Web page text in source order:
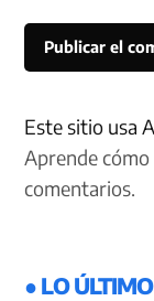
Este sitio usa
Aprende
comentarios.
● LO ÚLTIMO